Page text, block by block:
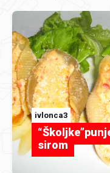
ivlonca3
sirom